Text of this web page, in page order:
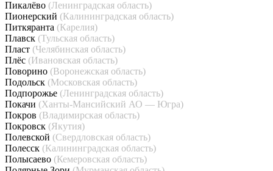
Пикалёво (Ленинградская область)
Пионерский (Калининградская область)
Питкяранта (Карелия)
Плавск (Тульская область)
Пласт (Челябинская область)
Плёс (Ивановская область)
Поворино (Воронежская область)
Подольск (Московская область)
Подпорожье (Ленинградская область)
Покачи (Ханты-Мансийский АО — Югра)
Покров (Владимирская область)
Покровск (Якутия)
Полевской (Свердловская область)
Полесск (Калининградская область)
Полысаево (Кемеровская область)